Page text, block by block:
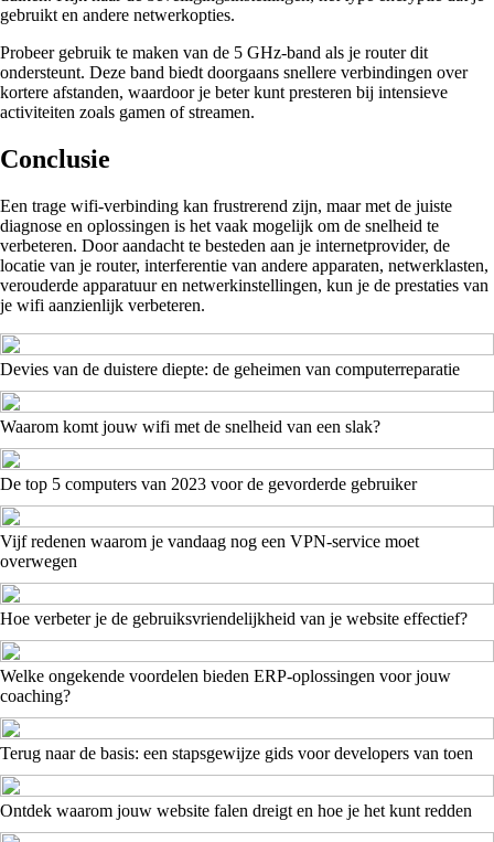
gebruikt en andere netwerkopties.
Probeer gebruik te maken van de 5 GHz-band als je router dit
ondersteunt. Deze band biedt doorgaans snellere verbindingen over
kortere afstanden, waardoor je beter kunt presteren bij intensieve
activiteiten zoals gamen of streamen.
Conclusie
Een trage wifi-verbinding kan frustrerend zijn, maar met de juiste
diagnose en oplossingen is het vaak mogelijk om de snelheid te
verbeteren. Door aandacht te besteden aan je internetprovider, de
locatie van je router, interferentie van andere apparaten, netwerklasten,
verouderde apparatuur en netwerkinstellingen, kun je de prestaties van
je wifi aanzienlijk verbeteren.
Devies van de duistere diepte: de geheimen van computerreparatie
Waarom komt jouw wifi met de snelheid van een slak?
De top 5 computers van 2023 voor de gevorderde gebruiker
Vijf redenen waarom je vandaag nog een VPN-service moet
overwegen
Hoe verbeter je de gebruiksvriendelijkheid van je website effectief?
Welke ongekende voordelen bieden ERP-oplossingen voor jouw
coaching?
Terug naar de basis: een stapsgewijze gids voor developers van toen
Ontdek waarom jouw website falen dreigt en hoe je het kunt redden